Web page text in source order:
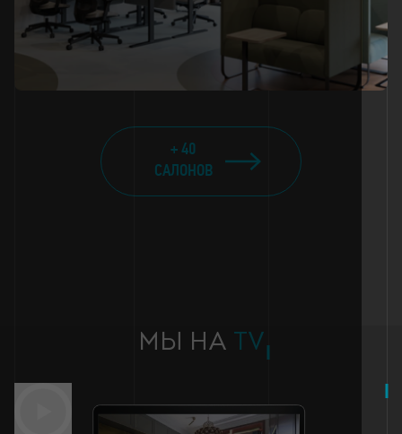
+ 40
САЛОНОВ
МЫ НА TV